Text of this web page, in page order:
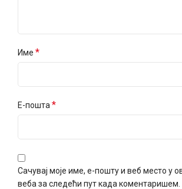
Име *
Е-пошта *
Сачувај моје име, е-пошту и веб место у
веба за следећи пут када коментаришем.